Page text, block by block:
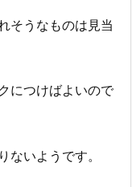
そうなものは見当
につけばよいので
ないようです。